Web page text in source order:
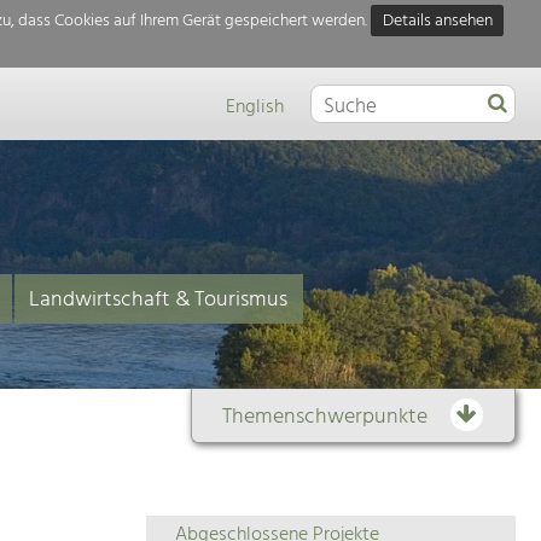
dass Cookies auf Ihrem Gerät gespeichert werden. Details ansehen
English
Landwirtschaft & Tourismus
Themenschwerpunkte
Themenübersicht
Abgeschlossene Projekte